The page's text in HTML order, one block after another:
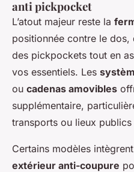
anti pickpocket
L’atout majeur reste la
positionnée contre le
des pickpockets tout en
vos essentiels. Les
ou cadenas amovibles
supplémentaire,
transports ou lieux publics
Certains modèles
extérieur anti-coupure